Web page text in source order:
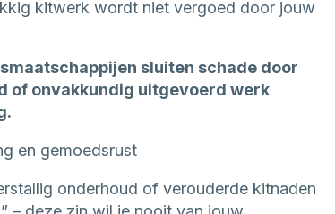
kitwerk wordt niet vergoed door jouw
sluiten schade door
of onvakkundig uitgevoerd werk
en gemoedsrust
onderhoud of verouderde kitnaden